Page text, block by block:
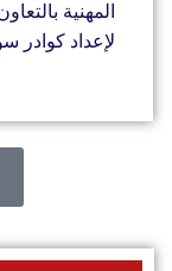
المهنية
لإعداد كوادر